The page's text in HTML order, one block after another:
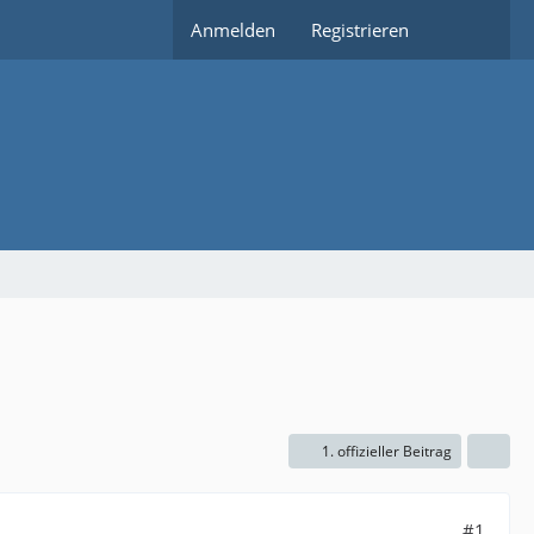
Anmelden Registrieren
1. offizieller Beitrag